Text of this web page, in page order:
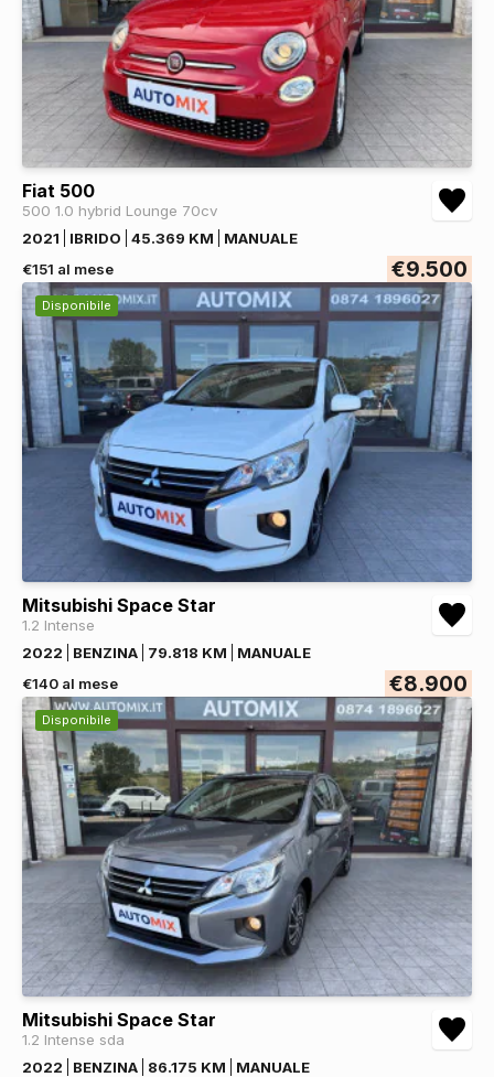
Fiat 500
500 1.0 hybrid Lounge 70cv
2021
IBRIDO 45.369 KM
MANUALE
€151 al mese
€9.500
Disponibile
Mitsubishi Space Star
1.2 Intense
2022
BENZINA 79.818 KM
MANUALE
€140 al mese
€8.900
Disponibile
Mitsubishi Space Star
1.2 Intense sda
2022
BENZINA 86.175 KM
MANUALE